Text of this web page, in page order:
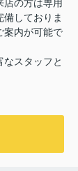
店の方は専用
しておりま
案内が可能で
スタッフと